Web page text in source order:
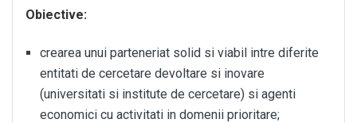
Obiective:
crearea unui parteneriat solid si viabil intre diferite
entitati de cercetare devoltare si inovare
(universitati si institute de cercetare) si agenti
economici cu activitati in domenii prioritare;